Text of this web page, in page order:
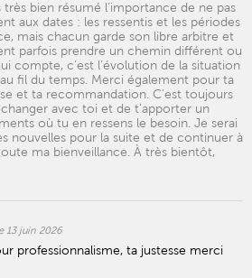
bien résumé l’importance de ne pas
aux dates : les ressentis et les périodes
mais chacun garde son libre arbitre et
parfois prendre un chemin différent ou
compte, c’est l’évolution de la situation
fil du temps. Merci également pour ta
et ta recommandation. C’est toujours
avec toi et de t’apporter un
où tu en ressens le besoin. Je serai
nouvelles pour la suite et de continuer à
ma bienveillance. À très bientôt,
13 juin 2026
professionnalisme, ta justesse merci